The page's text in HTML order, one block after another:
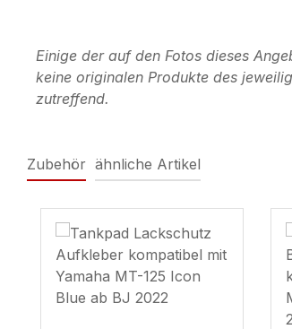
Einige der auf den Fotos dieses
keine originalen Produkte des
zutreffend.
Zubehör ähnliche Artikel